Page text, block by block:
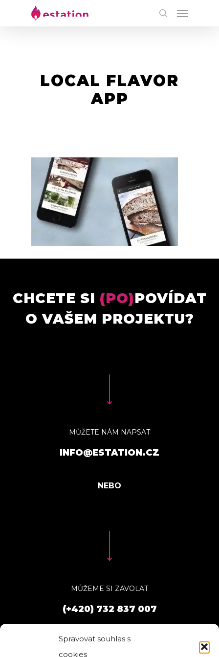
Spravovat souhlas s
cookies
LOCAL FLAVOR
APP
CHCETE SI (PO)POVÍDAT
O VAŠEM PROJEKTU?
MŮŽETE NÁM NAPSAT
INFO@ESTATION.CZ
MŮŽEME SI ZAVOLAT
(+420) 732 837 007